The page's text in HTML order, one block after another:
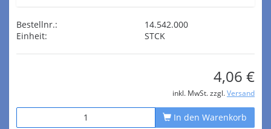
Bestellnr.:
14.542.000
Einheit:
STCK
4,06 €
inkl. MwSt. zzgl. Versand
In den Warenkorb